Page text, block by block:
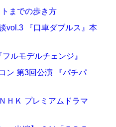
までの歩き方
vol.3 『口車ダブルス』本
ルモデルチェンジ』
ン 第3回公演 『パチパ
ＨＫ プレミアムドラマ